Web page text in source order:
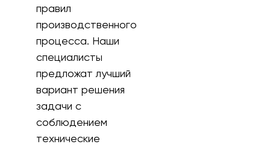
правил
производственного
процесса. Наши
специалисты
предложат лучший
вариант решения
задачи с
соблюдением
технические